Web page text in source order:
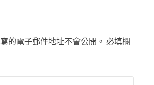
的電子郵件地址不會公開。 必填欄